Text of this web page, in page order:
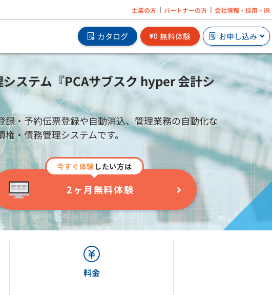
士業の方 パートナーの方 会社情報・採用・IR
推進するための追
eDOC」
Hub 経費精算」
Hub HR Suite」
給与明細」
Hub 年末調整」
Hub 労務管理」
Hub 取引明細」
オンプレで業務ソフトを2ヶ月無料体験から
はじめられます。
サブスクの無料体験はこちら
企業に必要なメンタルヘルス対策サービスを
オンラインで手軽に導入。
相談窓口アウトソーシング「MeIT」
メンタルヘルス研修「humany」
パルスサーベイ「Res-Q」
カタログ 無料体験 お申し込み
ステム『PCAサブスク hyper 会計シ
・予約伝票登録や自動消込、管理業務の自動化な
・債務管理システムです。
今すぐ体験 したい方は
2ヶ月無料体験
料金